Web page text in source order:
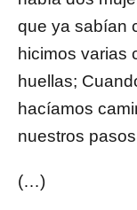
que ya sabían
hicimos varias
huellas;
hacíamos
nuestros
(…)